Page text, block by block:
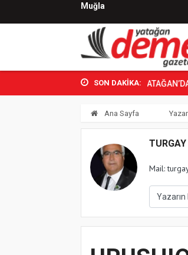
Muğla
SON DAKİKA:YATAĞAN’DA
Ana Sayfa
Mail: